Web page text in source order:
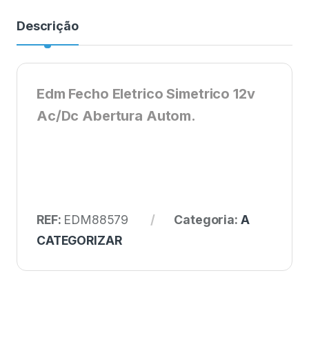
Descrição
Edm Fecho Eletrico Simetrico 12v
Ac/Dc Abertura Autom.
REF: EDM88579 Categoria: A
CATEGORIZAR